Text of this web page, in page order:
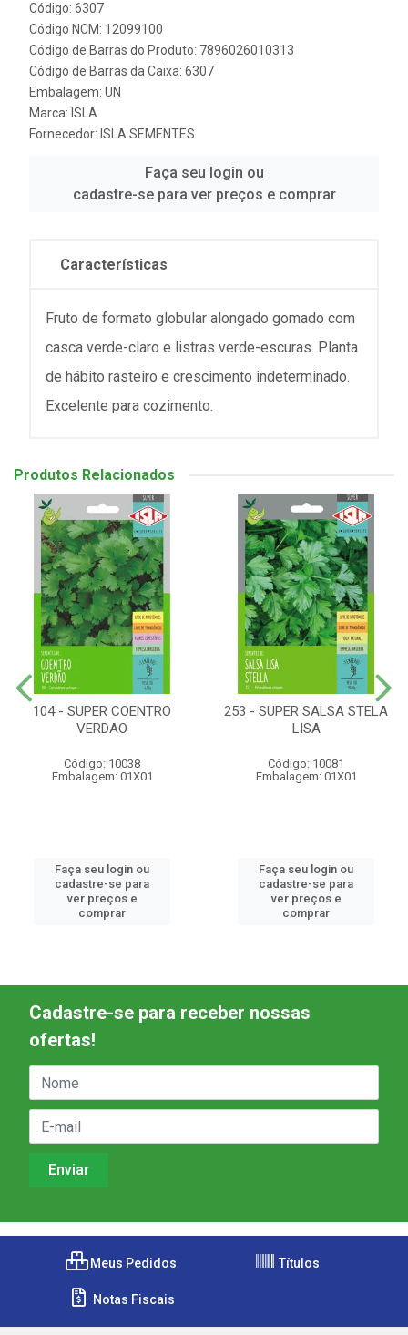
Código: 6307
Código NCM: 12099100
Código de Barras do Produto: 7896026010313
Código de Barras da Caixa: 6307
Embalagem: UN
Marca: ISLA
Fornecedor: ISLA SEMENTES
Faça seu login ou
cadastre-se para ver preços e comprar
Características
Fruto de formato globular alongado gomado com
casca verde-claro e listras verde-escuras. Planta
de hábito rasteiro e crescimento indeterminado.
Excelente para cozimento.
Produtos Relacionados
104 - SUPER COENTRO
VERDAO
Código: 10038
Embalagem: 01X01
Faça seu login ou
cadastre-se para
ver preços e
comprar
253 - SUPER SALSA STELA
LISA
Código: 10081
Embalagem: 01X01
Faça seu login ou
cadastre-se para
ver preços e
comprar
Cadastre-se para receber nossas
ofertas!
Meus Pedidos Títulos
Notas Fiscais